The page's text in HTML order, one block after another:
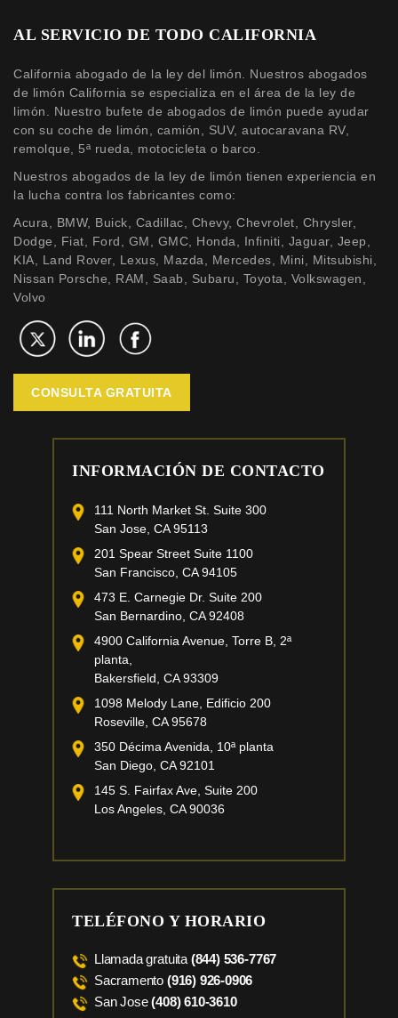
AL SERVICIO DE TODO CALIFORNIA
California abogado de la ley del limón. Nuestros abogados
de limón California se especializa en el área de la ley de
limón. Nuestro bufete de abogados de limón puede ayudar
con su coche de limón, camión, SUV, autocaravana RV,
remolque, 5ª rueda, motocicleta o barco.
Nuestros abogados de la ley de limón tienen experiencia en
la lucha contra los fabricantes como:
Acura, BMW, Buick, Cadillac, Chevy, Chevrolet, Chrysler,
Dodge, Fiat, Ford, GM, GMC, Honda, Infiniti, Jaguar, Jeep,
KIA, Land Rover, Lexus, Mazda, Mercedes, Mini, Mitsubishi,
Nissan Porsche, RAM, Saab, Subaru, Toyota, Volkswagen,
Volvo
CONSULTA GRATUITA
INFORMACIÓN DE CONTACTO
111 North Market St. Suite 300
San Jose, CA 95113
201 Spear Street Suite 1100
San Francisco, CA 94105
473 E. Carnegie Dr. Suite 200
San Bernardino, CA 92408
4900 California Avenue, Torre B, 2ª
planta,
Bakersfield, CA 93309
1098 Melody Lane, Edificio 200
Roseville, CA 95678
350 Décima Avenida, 10ª planta
San Diego, CA 92101
145 S. Fairfax Ave, Suite 200
Los Angeles, CA 90036
TELÉFONO Y HORARIO
Llamada gratuita (844) 536-7767
Sacramento (916) 926-0906
San Jose(408) 610-3610